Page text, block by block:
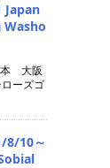
Japan
Washo
本 大阪
ーズゴ
8/10～